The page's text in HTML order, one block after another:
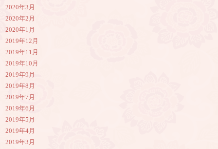
2020年3月
2020年2月
2020年1月
2019年12月
2019年11月
2019年10月
2019年9月
2019年8月
2019年7月
2019年6月
2019年5月
2019年4月
2019年3月